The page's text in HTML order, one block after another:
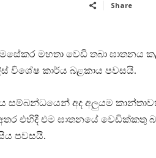
Share
මහතා වෙඩි තබා
විශේෂ කාර්ය බළකාය පවසයි.
සම්බන්ධයෙන් අද අලුයම
අතර එහිදී එම ඝාතනයේ
පවසයි.